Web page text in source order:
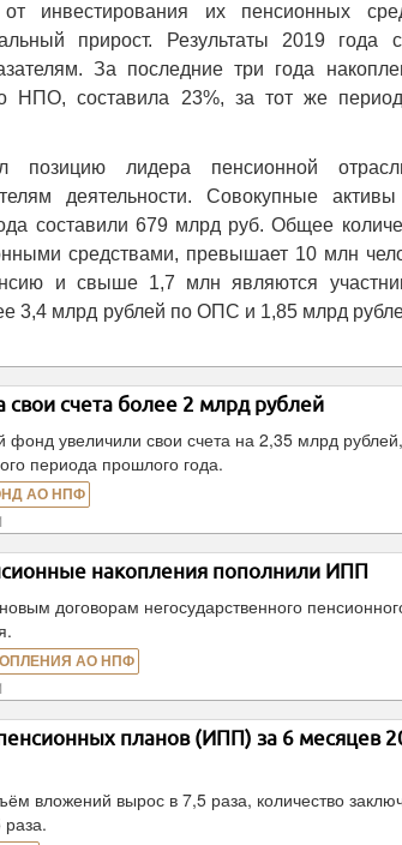
инвестирования их пенсионных
прирост. Результаты 2019 года
За последние три года
НПО, составила 23%, за тот же
лидера пенсионной
деятельности. Совокупные
составили 679 млрд руб. Общее
средствами, превышает 10 млн
и свыше 1,7 млн являются
3,4 млрд рублей по ОПС и 1,85 млрд
счета более 2 млрд рублей
увеличили свои счета на 2,35 млрд
периода прошлого года.
АО НПФ
накопления пополнили ИПП
договорам негосударственного
АО НПФ
планов (ИПП) за 6 месяцев
вложений вырос в 7,5 раза, количество
раза.